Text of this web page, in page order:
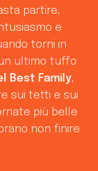
partire,
e
torni in
ultimo tuffo
Best Family,
sui tetti e sui
più belle
non finire